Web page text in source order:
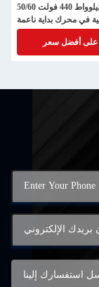
مرحلة 200 كيلوواط 440 فولت 50/60
في محرك بداية ناعمة
على أفضل سعر